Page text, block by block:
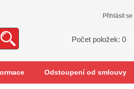
Přihlásit se
Počet položek: 0
Odstoupení od smlouvy